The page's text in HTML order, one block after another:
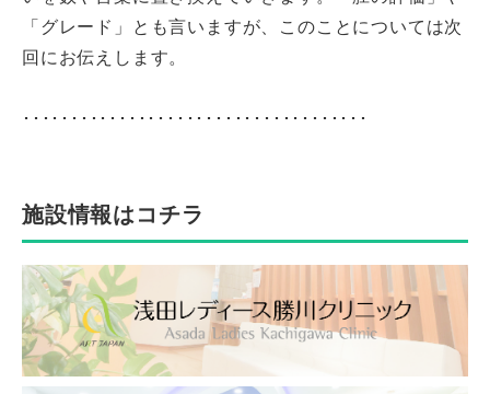
「グレード」とも言いますが、このことについては次
回にお伝えします。
････････････････････････････････････
施設情報はコチラ